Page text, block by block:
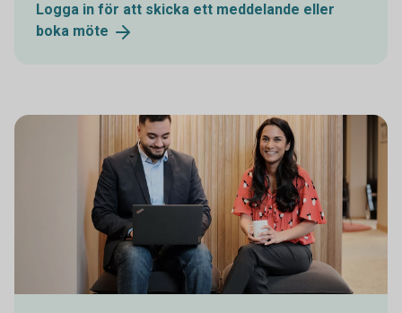
Logga in för att skicka ett meddelande eller
boka möte